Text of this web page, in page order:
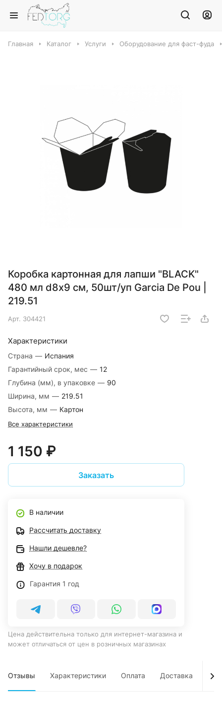
Главная Каталог Услуги Оборудование для фаст-фуда
Коробка картонная для лапши "BLACK"
480 мл d8х9 см, 50шт/уп Garcia De Pou |
219.51
Арт. 304421
Характеристики
Страна — Испания
Гарантийный срок, мес — 12
Глубина (мм), в упаковке — 90
Ширина, мм — 219.51
Высота, мм — Картон
Все характеристики
1 150 ₽
Заказать
В наличии
Рассчитать доставку
Нашли дешевле?
Хочу в подарок
Гарантия 1 год
Цена действительна только для интернет-магазина и
может отличаться от цен в розничных магазинах
Отзывы Характеристики Оплата Доставка